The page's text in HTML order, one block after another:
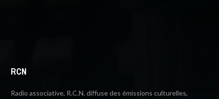
RCN
Radio associative, R.C.N. diffuse des émissions culturelles,